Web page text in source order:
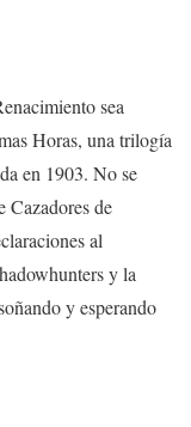
sea
Horas, una trilogía
en 1903. No se
Cazadores de
al
y la
y esperando